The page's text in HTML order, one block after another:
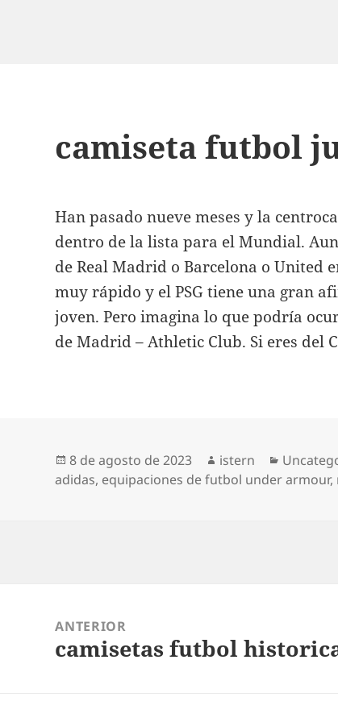
camiseta futbol
Han pasado nueve meses y la
dentro de la lista para el Mundial.
de Real Madrid o Barcelona o United
muy rápido y el PSG tiene una gran
joven. Pero imagina lo que podría
de Madrid – Athletic Club. Si eres del
Publicado
el
8 de agosto de 2023 Autor
istern
adidas, equipaciones de futbol under armour,
entradas
ANTERIOR
Entrada
camisetas futbol